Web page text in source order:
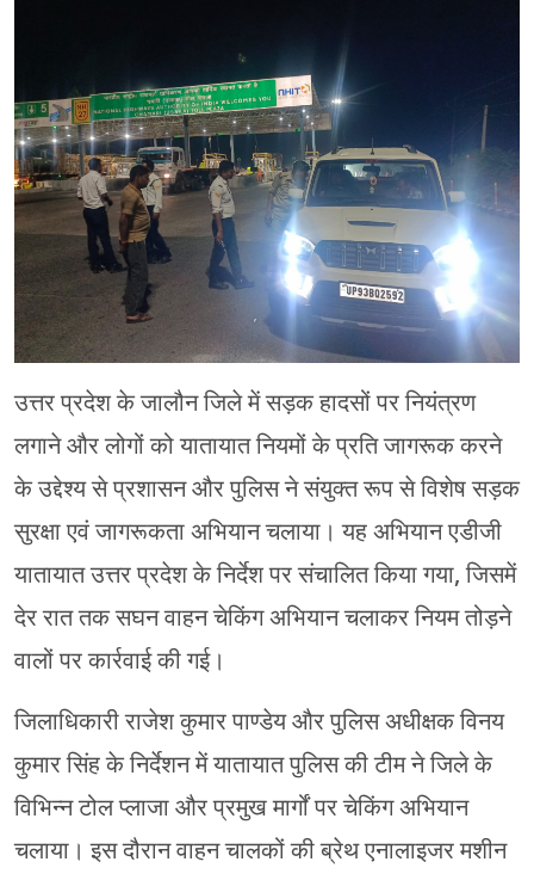
उत्तर प्रदेश के जालौन जिले में सड़क हादसों पर नियंत्रण
लगाने और लोगों को यातायात नियमों के प्रति जागरूक करने
के उद्देश्य से प्रशासन और पुलिस ने संयुक्त रूप से विशेष सड़क
सुरक्षा एवं जागरूकता अभियान चलाया। यह अभियान एडीजी
यातायात उत्तर प्रदेश के निर्देश पर संचालित किया गया, जिसमें
देर रात तक सघन वाहन चेकिंग अभियान चलाकर नियम तोड़ने
वालों पर कार्रवाई की गई।
जिलाधिकारी राजेश कुमार पाण्डेय और पुलिस अधीक्षक विनय
कुमार सिंह के निर्देशन में यातायात पुलिस की टीम ने जिले के
विभिन्न टोल प्लाजा और प्रमुख मार्गों पर चेकिंग अभियान
चलाया। इस दौरान वाहन चालकों की ब्रेथ एनालाइजर मशीन
मुरादाबाद
गोरखपुर
प्रयागराज
रामपुर